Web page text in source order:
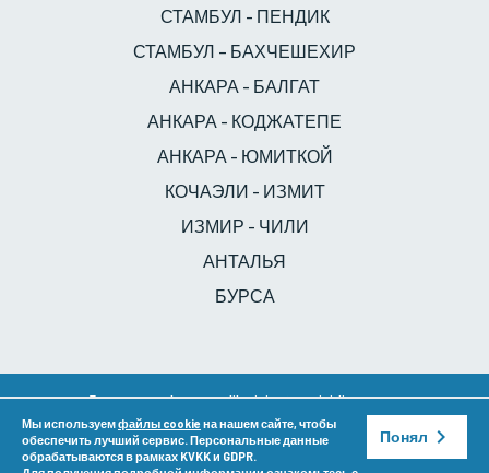
СТАМБУЛ - ПЕНДИК
СТАМБУЛ – БАХЧЕШЕХИР
АНКАРА - БАЛГАТ
АНКАРА - КОДЖАТЕПЕ
АНКАРА - ЮМИТКОЙ
КОЧАЭЛИ - ИЗМИТ
ИЗМИР - ЧИЛИ
АНТАЛЬЯ
БУРСА
Copyright ©Группа Veni Vidi Eye20.07.2026. Все права
защищены.
Для связи:kurumsaliletisim@venividigoz.com
Мы используемфайлы cookieна нашем сайте, чтобы
обеспечить лучший сервис. Персональные данные
обрабатываются в рамках KVKK и GDPR.
Понял